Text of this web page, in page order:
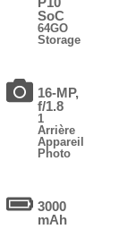
SoC
64GO
Storage
16-MP,
f/1.8
1
Arrière
Appareil
Photo
3000
mAh